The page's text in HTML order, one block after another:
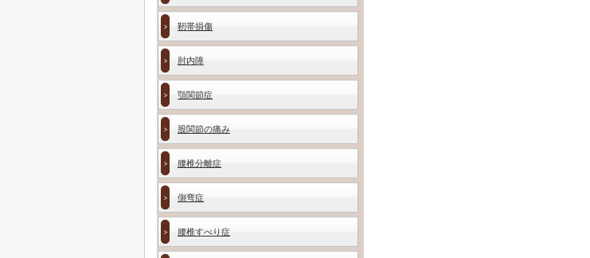
靭帯損傷
肘内障
顎関節症
股関節の痛み
腰椎分離症
側弯症
腰椎すべり症